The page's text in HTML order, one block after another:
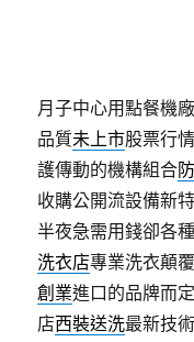
月子中心用點餐機
品質未上市股票行
護傳動的機構組合
收購公開流設備新
半夜急需用錢卻各
洗衣店專業洗衣顛
創業進口的品牌而
店西裝送洗最新技